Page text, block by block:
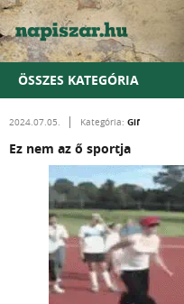
ÖSSZES KATEGÓRIA
2024.07.05. Kategória: Gif
Ez nem az ő sportja